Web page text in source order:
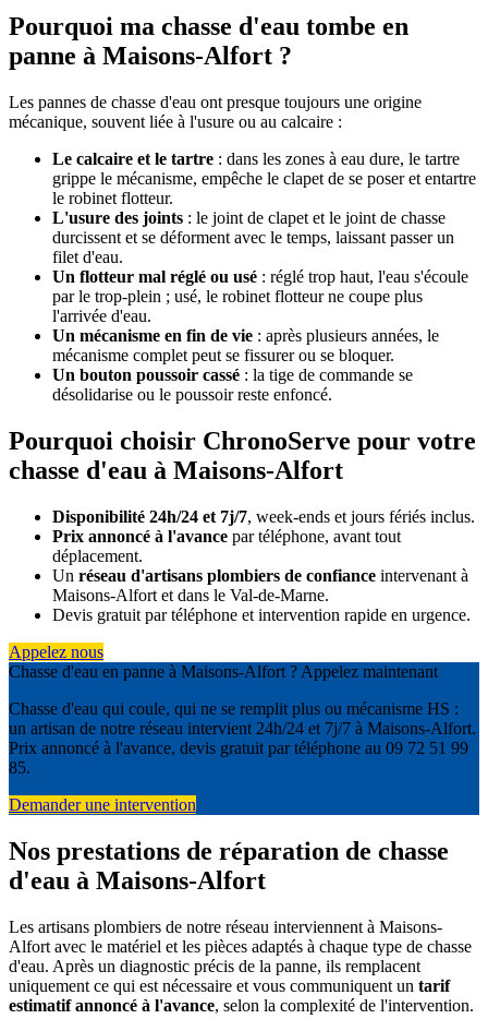
Pourquoi ma chasse d'eau tombe en
panne à Maisons-Alfort ?
Les pannes de chasse d'eau ont presque toujours une origine
mécanique, souvent liée à l'usure ou au calcaire :
Le calcaire et le tartre : dans les zones à eau dure, le tartre
grippe le mécanisme, empêche le clapet de se poser et entartre
le robinet flotteur.
L'usure des joints : le joint de clapet et le joint de chasse
durcissent et se déforment avec le temps, laissant passer un
filet d'eau.
Un flotteur mal réglé ou usé : réglé trop haut, l'eau s'écoule
par le trop-plein ; usé, le robinet flotteur ne coupe plus
l'arrivée d'eau.
Un mécanisme en fin de vie : après plusieurs années, le
mécanisme complet peut se fissurer ou se bloquer.
Un bouton poussoir cassé : la tige de commande se
désolidarise ou le poussoir reste enfoncé.
Pourquoi choisir ChronoServe pour votre
chasse d'eau à Maisons-Alfort
Disponibilité 24h/24 et 7j/7, week-ends et jours fériés inclus.
Prix annoncé à l'avance par téléphone, avant tout
déplacement.
Un réseau d'artisans plombiers de confiance intervenant à
Maisons-Alfort et dans le Val-de-Marne.
Devis gratuit par téléphone et intervention rapide en urgence.
Appelez nous
Chasse d'eau en panne à Maisons-Alfort ? Appelez maintenant
Chasse d'eau qui coule, qui ne se remplit plus ou mécanisme HS :
un artisan de notre réseau intervient 24h/24 et 7j/7 à Maisons-Alfort.
Prix annoncé à l'avance, devis gratuit par téléphone au 09 72 51 99
85.
Demander une intervention
Nos prestations de réparation de chasse
d'eau à Maisons-Alfort
Les artisans plombiers de notre réseau interviennent à Maisons-
Alfort avec le matériel et les pièces adaptés à chaque type de chasse
d'eau. Après un diagnostic précis de la panne, ils remplacent
uniquement ce qui est nécessaire et vous communiquent un tarif
estimatif annoncé à l'avance, selon la complexité de l'intervention.